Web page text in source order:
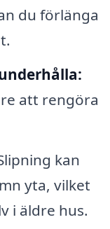
du förlänga
att rengöra
kan
yta, vilket
i äldre hus.